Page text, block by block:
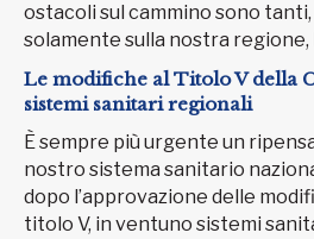
ostacoli sul cammino sono
solamente sulla nostra regione,
Le modifiche al Titolo V della
sistemi sanitari regionali
È sempre più urgente un
nostro sistema sanitario
dopo l’approvazione delle
titolo V, in ventuno sistemi